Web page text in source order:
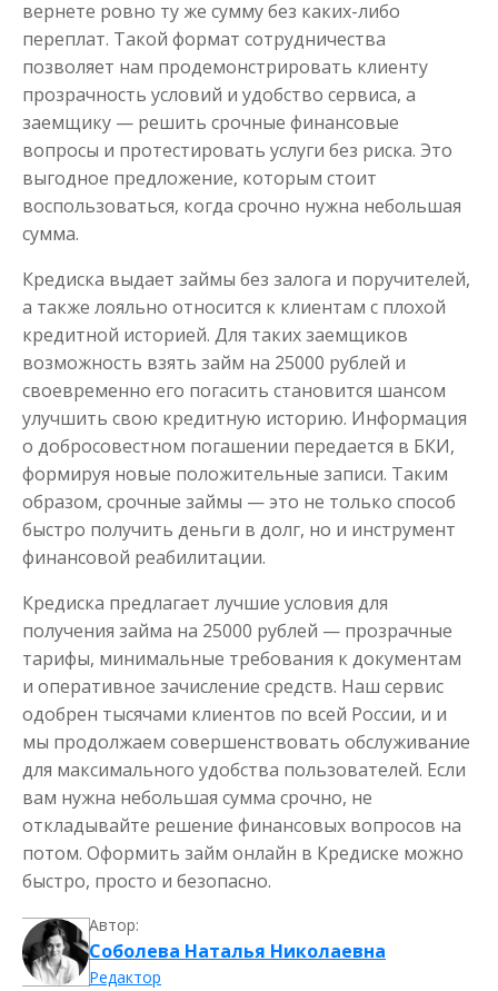
вернете ровно ту же сумму без каких-либо
переплат. Такой формат сотрудничества
позволяет нам продемонстрировать клиенту
прозрачность условий и удобство сервиса, а
заемщику — решить срочные финансовые
вопросы и протестировать услуги без риска. Это
выгодное предложение, которым стоит
воспользоваться, когда срочно нужна небольшая
сумма.
Кредиска выдает займы без залога и поручителей,
а также лояльно относится к клиентам с плохой
кредитной историей. Для таких заемщиков
возможность взять займ на 25000 рублей и
своевременно его погасить становится шансом
улучшить свою кредитную историю. Информация
о добросовестном погашении передается в БКИ,
формируя новые положительные записи. Таким
образом, срочные займы — это не только способ
быстро получить деньги в долг, но и инструмент
финансовой реабилитации.
Кредиска предлагает лучшие условия для
получения займа на 25000 рублей — прозрачные
тарифы, минимальные требования к документам
и оперативное зачисление средств. Наш сервис
одобрен тысячами клиентов по всей России, и и
мы продолжаем совершенствовать обслуживание
для максимального удобства пользователей. Если
вам нужна небольшая сумма срочно, не
откладывайте решение финансовых вопросов на
потом. Оформить займ онлайн в Кредиске можно
быстро, просто и безопасно.
Автор:
Соболева Наталья Николаевна
Редактор